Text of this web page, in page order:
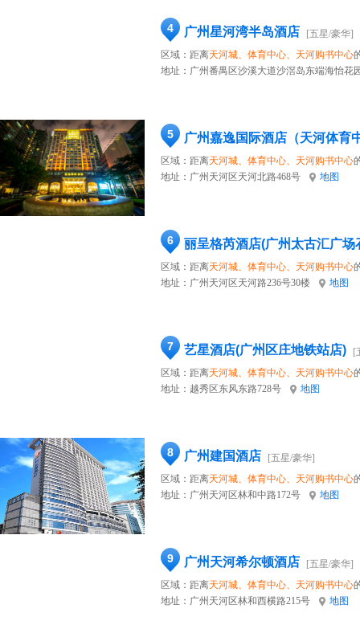
4 广州星河湾半岛酒店
[五星/豪华]
区域：距离天河城、体育中心、天河购书中心
地址： 广州番禺区沙溪大道沙滘岛东端海怡花
5 广州嘉逸国际酒店（天河体育
区域：距离天河城、体育中心、天河购书中心
地址： 广州天河区天河北路468号 地图
6 丽呈格芮酒店(广州太古汇广场
区域：距离天河城、体育中心、天河购书中心
地址： 广州天河区天河路236号30楼 地图
7 艺星酒店(广州区庄地铁站店)
[
区域：距离天河城、体育中心、天河购书中心
地址： 越秀区东风东路728号 地图
8 广州建国酒店
[五星/豪华]
区域：距离天河城、体育中心、天河购书中心
地址： 广州天河区林和中路172号 地图
9 广州天河希尔顿酒店
[五星/豪华]
区域：距离天河城、体育中心、天河购书中心
地址： 广州天河区林和西横路215号 地图